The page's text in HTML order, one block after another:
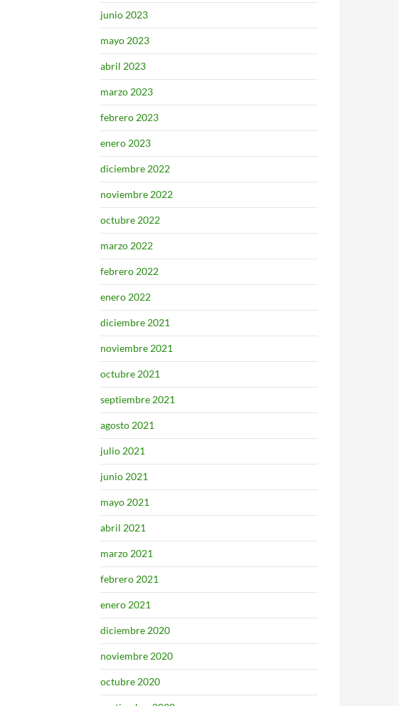
junio 2023
mayo 2023
abril 2023
marzo 2023
febrero 2023
enero 2023
diciembre 2022
noviembre 2022
octubre 2022
marzo 2022
febrero 2022
enero 2022
diciembre 2021
noviembre 2021
octubre 2021
septiembre 2021
agosto 2021
julio 2021
junio 2021
mayo 2021
abril 2021
marzo 2021
febrero 2021
enero 2021
diciembre 2020
noviembre 2020
octubre 2020